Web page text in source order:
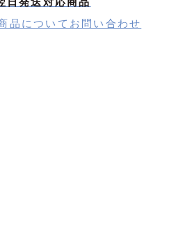
品についてお問い合わせ